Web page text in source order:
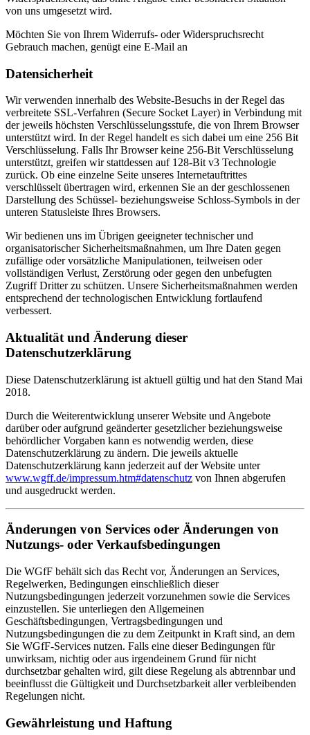
von uns umgesetzt wird.
Möchten Sie von Ihrem Widerrufs- oder Widerspruchsrecht
Gebrauch machen, genügt eine E-Mail an
Datensicherheit
Wir verwenden innerhalb des Website-Besuchs in der Regel das
verbreitete SSL-Verfahren (Secure Socket Layer) in Verbindung mit
der jeweils höchsten Verschlüsselungsstufe, die von Ihrem Browser
unterstützt wird. In der Regel handelt es sich dabei um eine 256 Bit
Verschlüsselung. Falls Ihr Browser keine 256-Bit Verschlüsselung
unterstützt, greifen wir stattdessen auf 128-Bit v3 Technologie
zurück. Ob eine einzelne Seite unseres Internetauftrittes
verschlüsselt übertragen wird, erkennen Sie an der geschlossenen
Darstellung des Schüssel- beziehungsweise Schloss-Symbols in der
unteren Statusleiste Ihres Browsers.
Wir bedienen uns im Übrigen geeigneter technischer und
organisatorischer Sicherheitsmaßnahmen, um Ihre Daten gegen
zufällige oder vorsätzliche Manipulationen, teilweisen oder
vollständigen Verlust, Zerstörung oder gegen den unbefugten
Zugriff Dritter zu schützen. Unsere Sicherheitsmaßnahmen werden
entsprechend der technologischen Entwicklung fortlaufend
verbessert.
Aktualität und Änderung dieser
Datenschutzerklärung
Diese Datenschutzerklärung ist aktuell gültig und hat den Stand Mai
2018.
Durch die Weiterentwicklung unserer Website und Angebote
darüber oder aufgrund geänderter gesetzlicher beziehungsweise
behördlicher Vorgaben kann es notwendig werden, diese
Datenschutzerklärung zu ändern. Die jeweils aktuelle
Datenschutzerklärung kann jederzeit auf der Website unter
www.wgff.de/impressum.htm#datenschutz von Ihnen abgerufen
und ausgedruckt werden.
Änderungen von Services oder Änderungen von
Nutzungs- oder Verkaufsbedingungen
Die WGfF behält sich das Recht vor, Änderungen an Services,
Regelwerken, Bedingungen einschließlich dieser
Nutzungsbedingungen jederzeit vorzunehmen sowie die Services
einzustellen. Sie unterliegen den Allgemeinen
Geschäftsbedingungen, Vertragsbedingungen und
Nutzungsbedingungen die zu dem Zeitpunkt in Kraft sind, an dem
Sie WGfF-Services nutzen. Falls eine dieser Bedingungen für
unwirksam, nichtig oder aus irgendeinem Grund für nicht
durchsetzbar gehalten wird, gilt diese Regelung als abtrennbar und
beeinflusst die Gültigkeit und Durchsetzbarkeit aller verbleibenden
Regelungen nicht.
Gewährleistung und Haftung